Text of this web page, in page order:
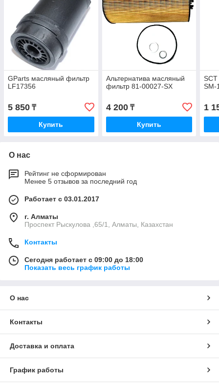
GParts масляный фильтр
LF17356
5 850 ₸
Купить
Альтернатива масляный
фильтр 81-00027-SX
4 200₸
Купить
SM-
1
О нас
Рейтинг не сформирован
Менее 5 отзывов за последний год
Работает с 03.01.2017
г. Алматы
Проспект Рыскулова ,65/1, Алматы, Казахстан
Контакты
Сегодня работает с 09:00 до 18:00
Показать весь график работы
О нас
Контакты
Доставка и оплата
График работы